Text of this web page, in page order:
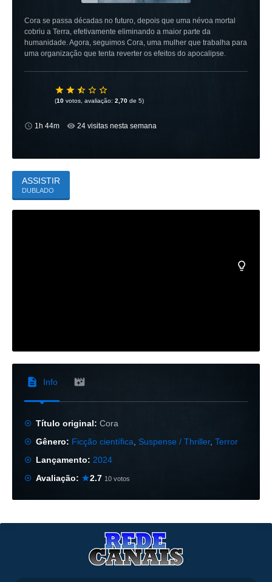
Cora se passa décadas no futuro, depois que uma névoa mortal
cobriu a Terra, efetivamente eliminando a maior parte da
humanidade. Agora, seguimos Cora, uma mulher que trabalha para
uma organização que tenta reverter os efeitos do apocalipse.
(10 votos, avaliação: 2,70 de 5)
1h 44m 24 visitas nesta semana
ASSISTIR
DUBLADO
Info
Título original:Cora
Gênero: Ficção científica Suspense / Thriller,Terror
Lançamento: 2024
Avaliação:
2.7 10 votos